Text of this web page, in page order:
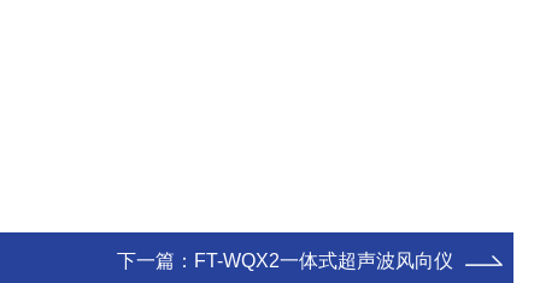
下一篇： FT-WQX2一体式超声波风向仪